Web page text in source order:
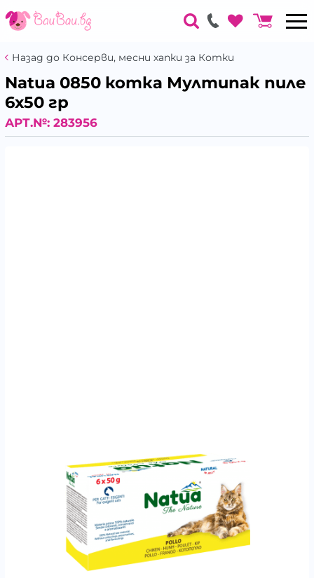
Назад до Консерви, месни хапки за Котки
Natua 0850 котка Мултипак пиле
6х50 гр
АРТ.№: 283956